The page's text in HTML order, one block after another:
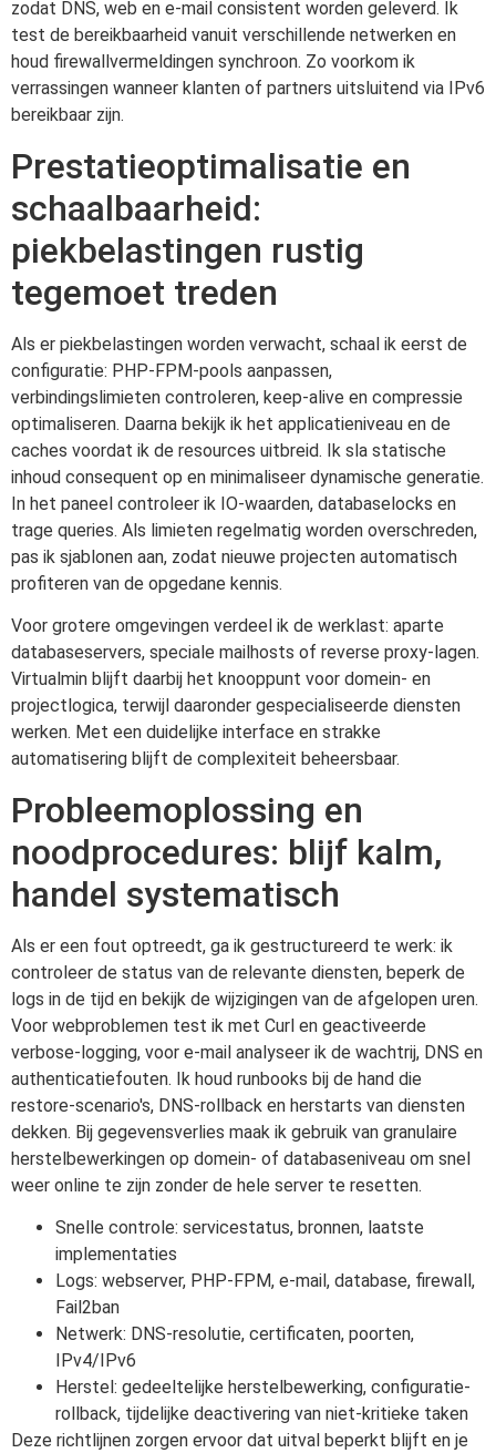
zodat DNS, web en e-mail consistent worden geleverd. Ik
test de bereikbaarheid vanuit verschillende netwerken en
houd firewallvermeldingen synchroon. Zo voorkom ik
verrassingen wanneer klanten of partners uitsluitend via IPv6
bereikbaar zijn.
Prestatieoptimalisatie en
schaalbaarheid:
piekbelastingen rustig
tegemoet treden
Als er piekbelastingen worden verwacht, schaal ik eerst de
configuratie: PHP-FPM-pools aanpassen,
verbindingslimieten controleren, keep-alive en compressie
optimaliseren. Daarna bekijk ik het applicatieniveau en de
caches voordat ik de resources uitbreid. Ik sla statische
inhoud consequent op en minimaliseer dynamische generatie.
In het paneel controleer ik IO-waarden, databaselocks en
trage queries. Als limieten regelmatig worden overschreden,
pas ik sjablonen aan, zodat nieuwe projecten automatisch
profiteren van de opgedane kennis.
Voor grotere omgevingen verdeel ik de werklast: aparte
databaseservers, speciale mailhosts of reverse proxy-lagen.
Virtualmin blijft daarbij het knooppunt voor domein- en
projectlogica, terwijl daaronder gespecialiseerde diensten
werken. Met een duidelijke interface en strakke
automatisering blijft de complexiteit beheersbaar.
Probleemoplossing en
noodprocedures: blijf kalm,
handel systematisch
Als er een fout optreedt, ga ik gestructureerd te werk: ik
controleer de status van de relevante diensten, beperk de
logs in de tijd en bekijk de wijzigingen van de afgelopen uren.
Voor webproblemen test ik met Curl en geactiveerde
verbose-logging, voor e-mail analyseer ik de wachtrij, DNS en
authenticatiefouten. Ik houd runbooks bij de hand die
restore-scenario's, DNS-rollback en herstarts van diensten
dekken. Bij gegevensverlies maak ik gebruik van granulaire
herstelbewerkingen op domein- of databaseniveau om snel
weer online te zijn zonder de hele server te resetten.
Snelle controle: servicestatus, bronnen, laatste
implementaties
Logs: webserver, PHP-FPM, e-mail, database, firewall,
Fail2ban
Netwerk: DNS-resolutie, certificaten, poorten,
IPv4/IPv6
Herstel: gedeeltelijke herstelbewerking, configuratie-
rollback, tijdelijke deactivering van niet-kritieke taken
Deze richtlijnen zorgen ervoor dat uitval beperkt blijft en je